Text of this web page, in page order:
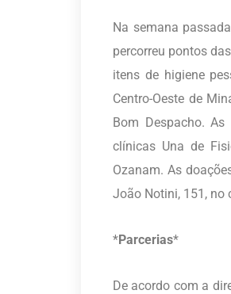
Na semana
percorreu pontos
itens de higiene
Centro-Oeste de
Bom Despacho.
clínicas Una de
Ozanam. As
João Notini, 151, no
*Parcerias*
De acordo com a